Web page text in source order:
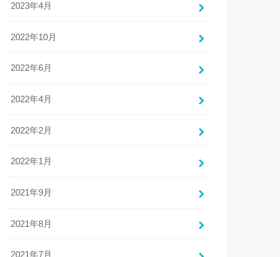
2023年4月
2022年10月
2022年6月
2022年4月
2022年2月
2022年1月
2021年9月
2021年8月
2021年7月